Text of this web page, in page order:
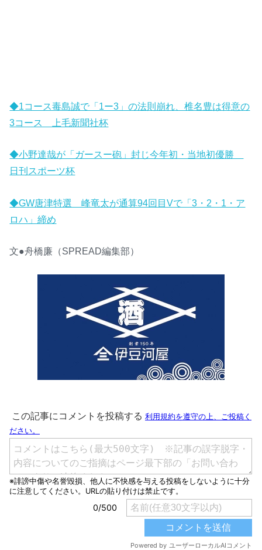
◆1コース毒島誠で「1ー3」の法則崩れ、椎名豊は得意の
3コース 上毛新聞社杯
◆小野達哉が「ガースー砲」封じ今年初・当地初優勝
日刊スポーツ杯
◆GW唐津特選 峰竜太が通算94回目Vで「3・2・1・ア
ロハ」締め
文●舟橋廉（SPREAD編集部）